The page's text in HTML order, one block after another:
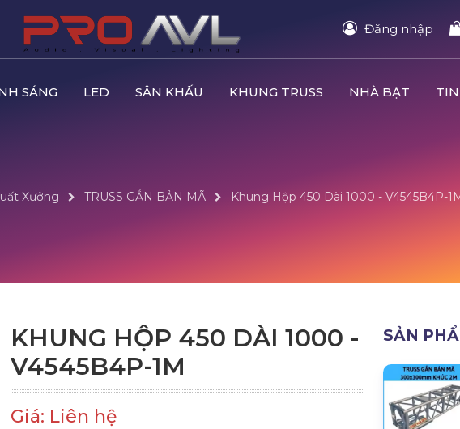
Đăng nhập
SÁNG LED SÂN KHẤU KHUNG TRUSS NHÀ BẠT
Xưởng TRUSS GẮN BẢN MÃ Khung Hộp 450 Dài 1000 - V4545B4P-
KHUNG HỘP 450 DÀI 1000 -
V4545B4P-1M
Giá: Liên hệ
SẢN